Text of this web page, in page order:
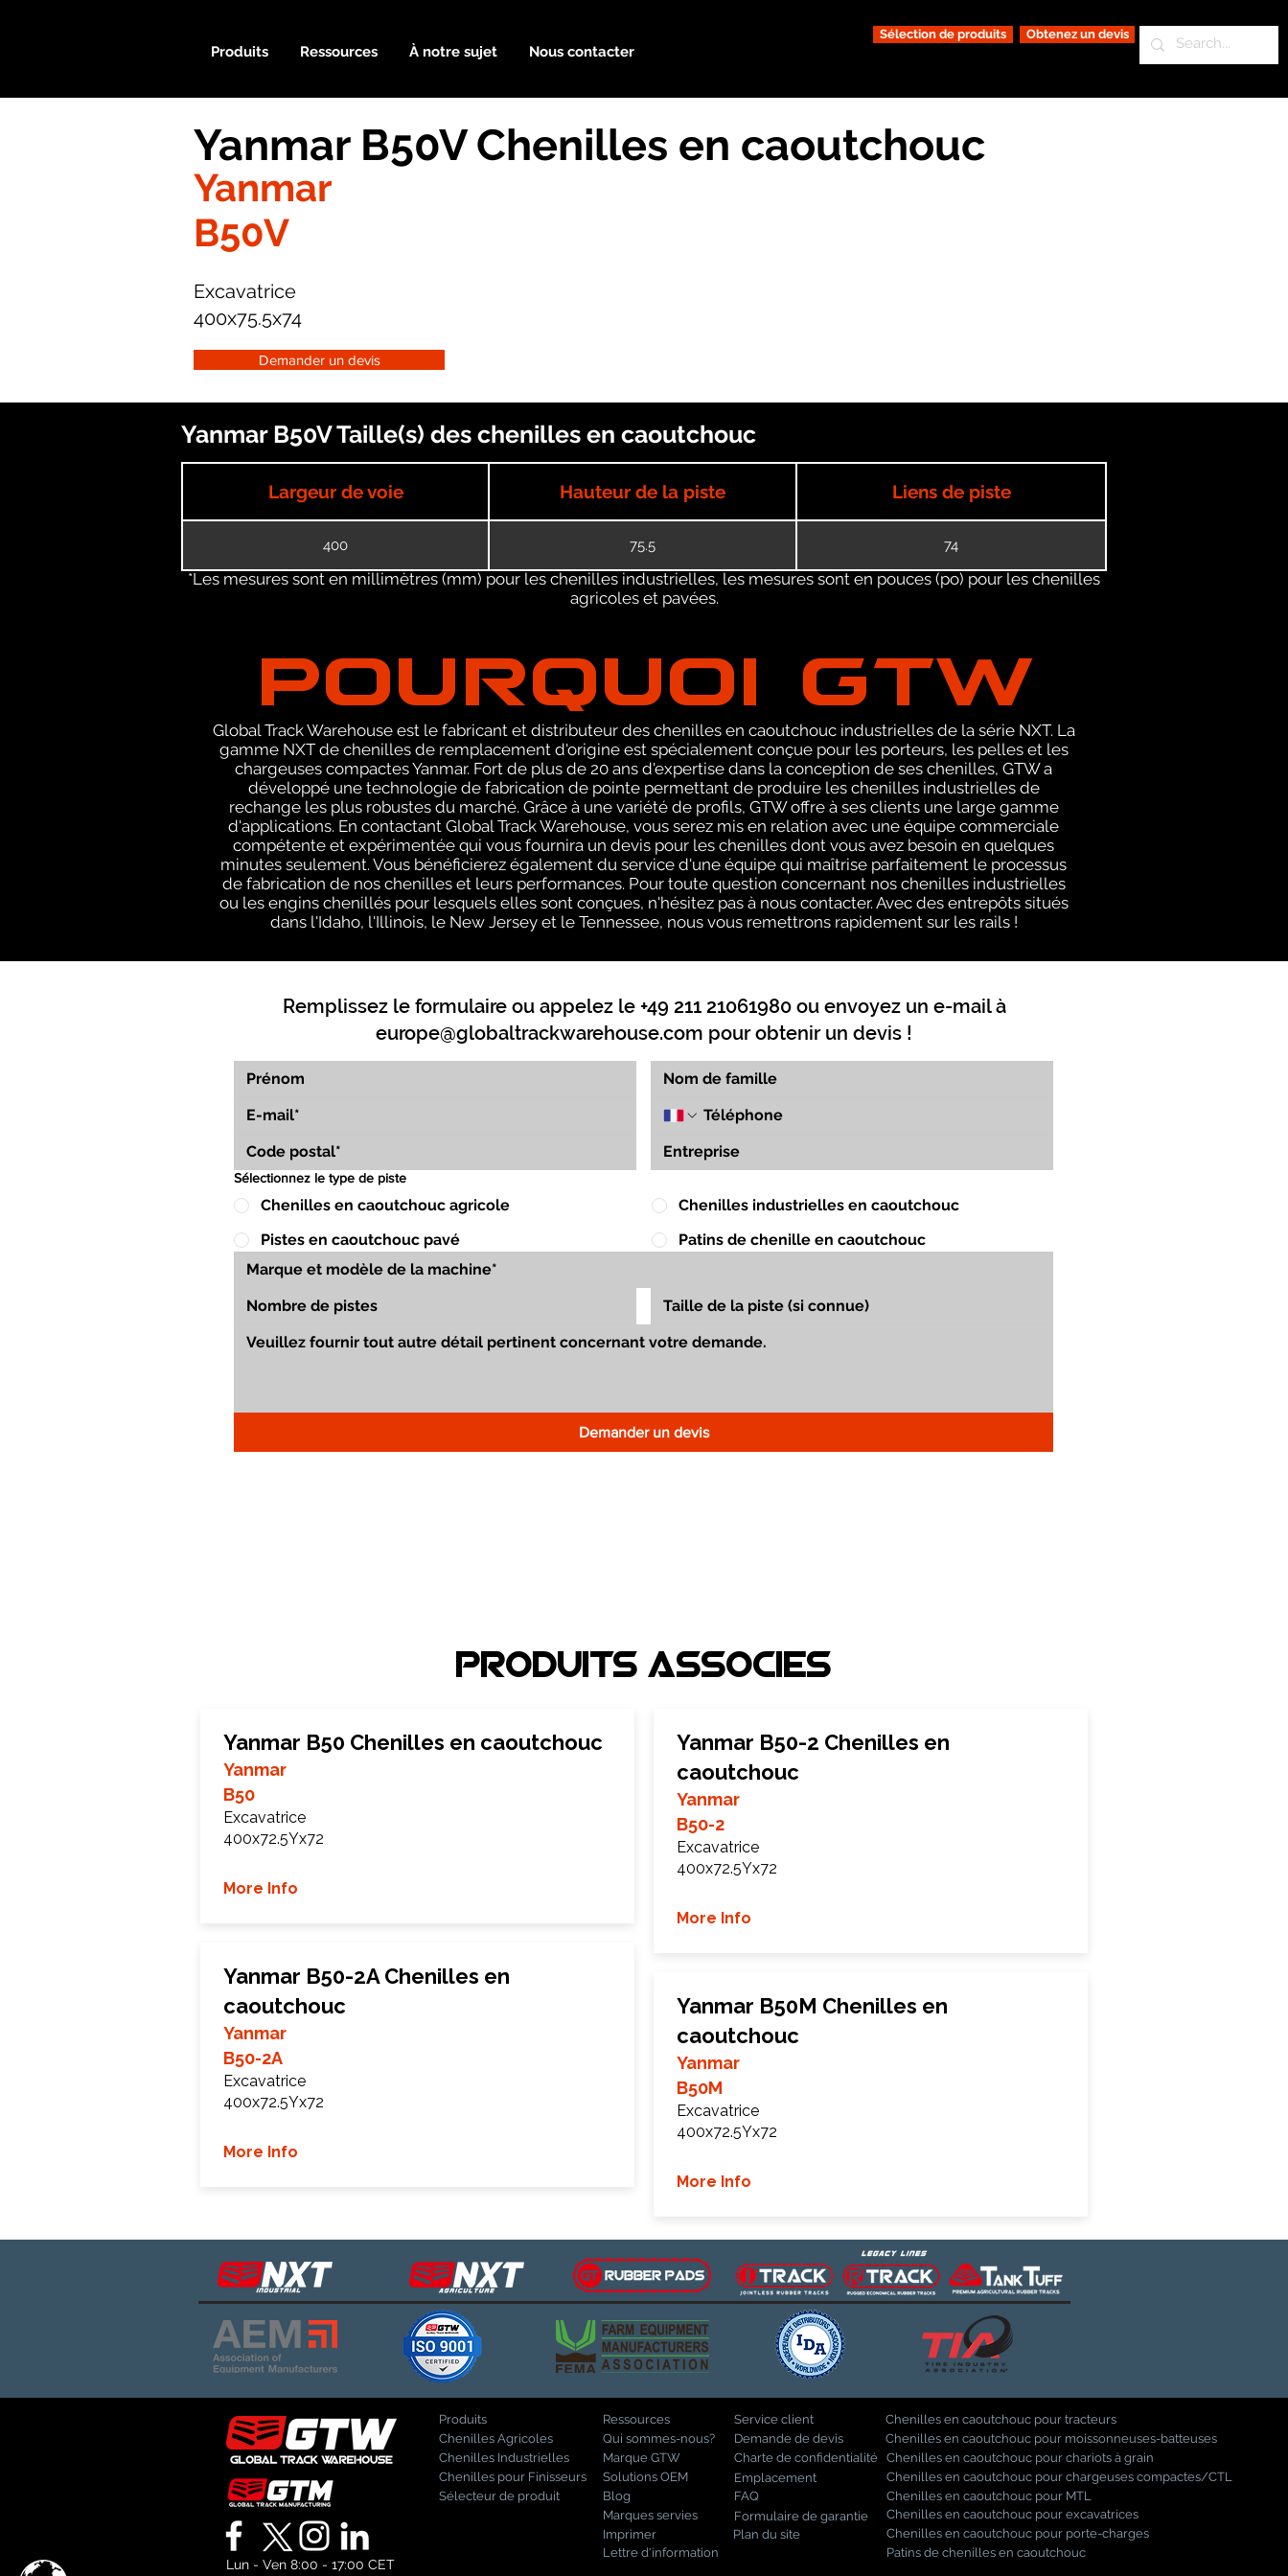
Produits Ressources À notre sujet Nous contacter
Sélection de produits Obtenez un devis
Yanmar B50V Chenilles en caoutchouc
Yanmar
B50V
Excavatrice
400x75.5x74
Demander un devis
Yanmar B50V Taille(s) des chenilles en caoutchouc
Largeur de voie Hauteur de la piste Liens de piste
400 75.5 74
*Les mesures sont en millimètres (mm) pour les chenilles industrielles, les mesures sont en pouces (po) pour les chenilles
agricoles et pavées.
POURQUOI GTW
Global Track Warehouse est le fabricant et distributeur des chenilles en caoutchouc industrielles de la série NXT. La
gamme NXT de chenilles de remplacement d'origine est spécialement conçue pour les porteurs, les pelles et les
chargeuses compactes Yanmar. Fort de plus de 20 ans d'expertise dans la conception de ses chenilles, GTW a
développé une technologie de fabrication de pointe permettant de produire les chenilles industrielles de
rechange les plus robustes du marché. Grâce à une variété de profils, GTW offre à ses clients une large gamme
d'applications. En contactant Global Track Warehouse, vous serez mis en relation avec une équipe commerciale
compétente et expérimentée qui vous fournira un devis pour les chenilles dont vous avez besoin en quelques
minutes seulement. Vous bénéficierez également du service d'une équipe qui maîtrise parfaitement le processus
de fabrication de nos chenilles et leurs performances. Pour toute question concernant nos chenilles industrielles
ou les engins chenillés pour lesquels elles sont conçues, n'hésitez pas à nous contacter. Avec des entrepôts situés
dans l'Idaho, l'Illinois, le New Jersey et le Tennessee, nous vous remettrons rapidement sur les rails !
Remplissez le formulaire ou appelez le +49 211 21061980 ou envoyez un e-mail à
europe@globaltrackwarehouse.com pour obtenir un devis !
Sélectionnez le type de piste
Chenilles en caoutchouc agricole
Chenilles industrielles en caoutchouc
Pistes en caoutchouc pavé
Patins de chenille en caoutchouc
Demander un devis
Produits associEs
Yanmar B50 Chenilles en caoutchouc
Yanmar
B50
Excavatrice
400x72.5Yx72
More Info
Yanmar B50-2A Chenilles en
caoutchouc
Yanmar
B50-2A
Excavatrice
400x72.5Yx72
More Info
Yanmar B50-2 Chenilles en
caoutchouc
Yanmar
B50-2
Excavatrice
400x72.5Yx72
More Info
Yanmar B50M Chenilles en
caoutchouc
Yanmar
B50M
Excavatrice
400x72.5Yx72
More Info
Lun - Ven 8:00 - 17:00 CET
Produits
Chenilles Agricoles
Chenilles Industrielles
Chenilles pour Finisseurs
Sélecteur de produit
Service client
Ressources
Qui sommes-nous?
Marque GTW
Solutions OEM
Blog
Marques servies
Imprimer
Lettre d'information
Demande de devis
Charte de confidentialité
Emplacement
FAQ
Formulaire de garantie
Plan du site
Chenilles en caoutchouc pour tracteurs
Chenilles en caoutchouc pour moissonneuses-batteuses
Chenilles en caoutchouc pour chariots à grain
Chenilles en caoutchouc pour chargeuses compactes/CTL
Chenilles en caoutchouc pour MTL
Chenilles en caoutchouc pour excavatrices
Chenilles en caoutchouc pour porte-charges
Patins de chenilles en caoutchouc